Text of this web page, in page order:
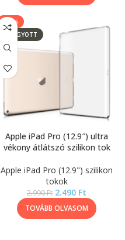
-17%
ELFOGYOTT
Apple iPad Pro (12.9″) ultra
vékony átlátszó szilikon tok
Apple iPad Pro (12.9") szilikon
tokok
2.990Ft 2.490 Ft
TOVÁBB OLVASOM